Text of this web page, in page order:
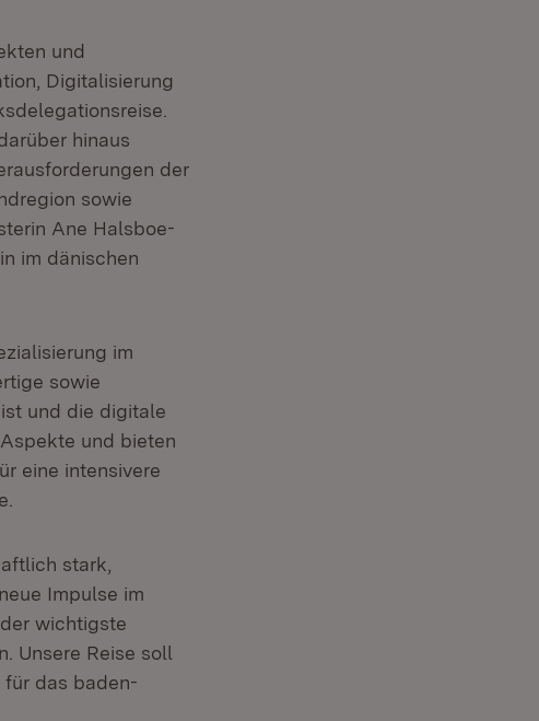
und
Digitalisierung
hinaus
der
sowie
Ane Halsboe-
im dänischen
im
sowie
und die digitale
und bieten
eine intensivere
stark,
Impulse im
wichtigste
Unsere Reise soll
das baden-